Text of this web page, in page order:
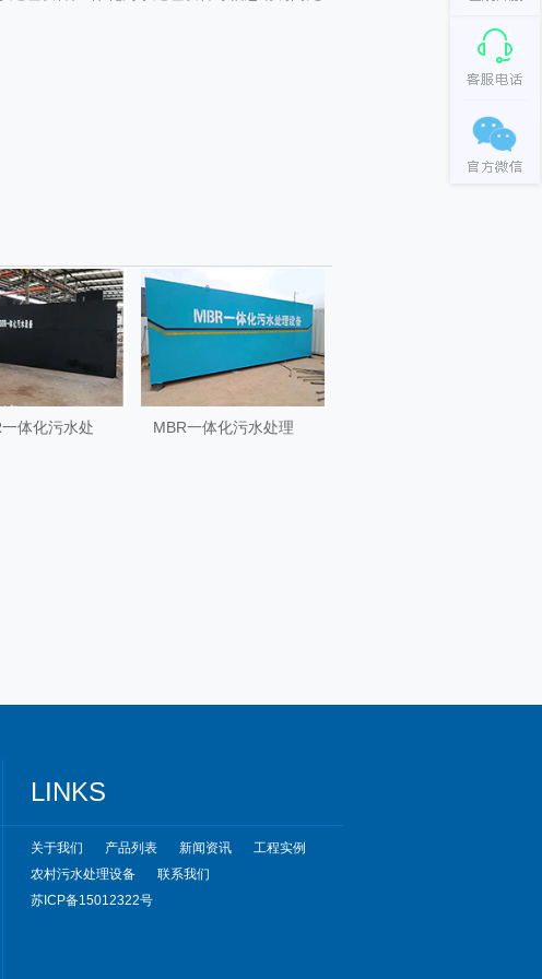
体化污水处 MBR一体化污水处理
LINKS
关于我们 产品列表 新闻资讯
工程实例
农村污水处理设备
联系我们
苏ICP备15012322号